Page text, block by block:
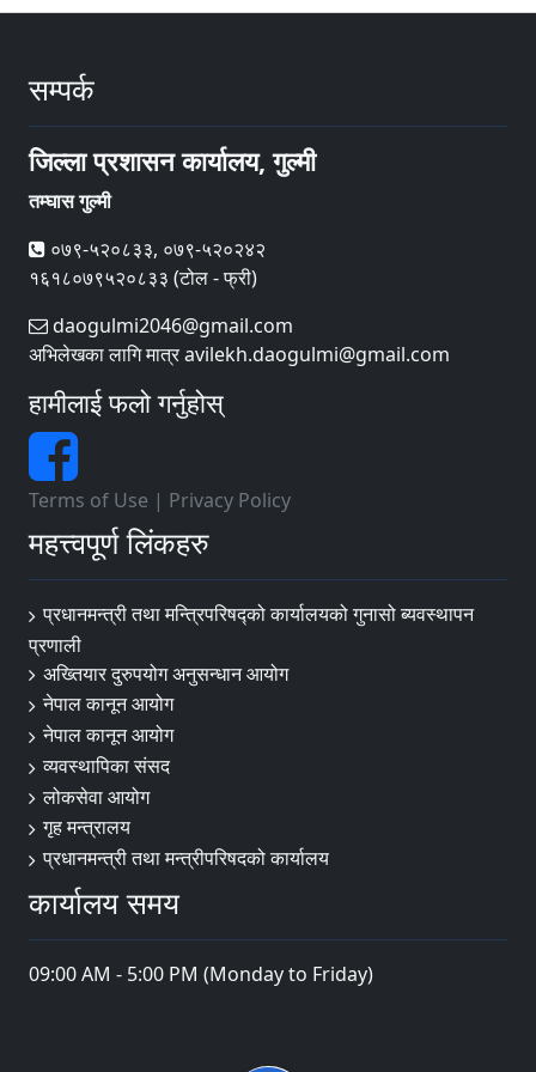
सम्पर्क
जिल्ला प्रशासन कार्यालय, गुल्मी
तम्घास गुल्मी
०७९-५२०८३३, ०७९-५२०२४२
१६१८०७९५२०८३३ (टोल - फ्री)
daogulmi2046@gmail.com
अभिलेखका लागि मात्र avilekh.daogulmi@gmail.com
हामीलाई फलो गर्नुहोस्
Terms of Use | Privacy Policy
महत्त्वपूर्ण लिंकहरु
प्रधानमन्त्री तथा मन्त्रिपरिषद्को कार्यालयको गुनासो ब्यवस्थापन
प्रणाली
अख्तियार दुरुपयोग अनुसन्धान आयोग
नेपाल कानून आयोग
नेपाल कानून आयोग
व्यवस्थापिका संसद
लोकसेवा आयोग
गृह मन्त्रालय
प्रधानमन्त्री तथा मन्त्रीपरिषदको कार्यालय
कार्यालय समय
09:00 AM - 5:00 PM (Monday to Friday)